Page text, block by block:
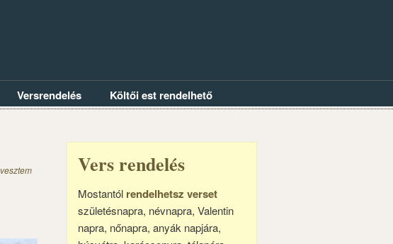
Versrendelés Költői est rendelhető
vesztem Vers rendelés
Mostantól rendelhetsz verset
születésnapra, névnapra, Valentin
napra, nőnapra, anyák napjára,